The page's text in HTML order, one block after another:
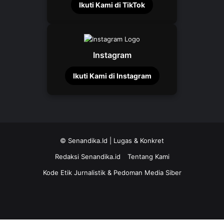
Ikuti Kami di TikTok
Instagram
Ikuti Kami di Instagram
© Senandika.Id | Lugas & Konkret
Redaksi Senandika.id
Tentang Kami
Kode Etik Jurnalistik & Pedoman Media Siber